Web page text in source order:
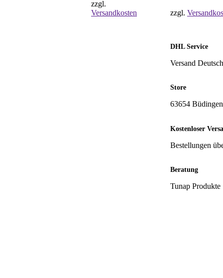
34,72 €
zzgl.
Versandkosten
zzgl.
DHL Service
Versand
Store
63654 Büdingen
Kostenloser
Bestellungen
Beratung
Tunap Produkte